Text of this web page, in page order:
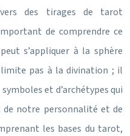
des tirages de tarot
de comprendre ce
s’appliquer à la sphère
pas à la divination ; il
et d’archétypes qui
de notre personnalité et de
les bases du tarot,